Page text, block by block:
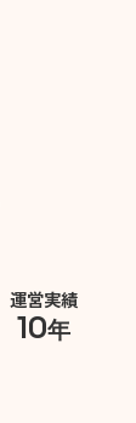
運営実績
10年